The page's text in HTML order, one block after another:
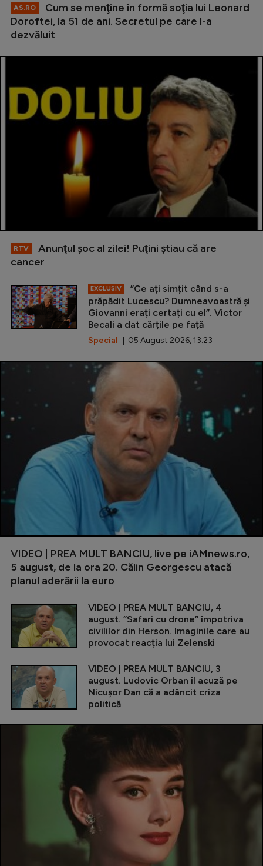
AS.RO
Cum se menţine în formă soţia lui Leonard
Doroftei, la 51 de ani. Secretul pe care l-a
dezvăluit
RTV
Anunţul şoc al zilei! Puţini ştiau că are
cancer
EXCLUSIV
”Ce ați simțit când s-a
prăpădit Lucescu? Dumneavoastră și
Giovanni erați certați cu el”. Victor
Becali a dat cărțile pe față
Special | 05 August 2026, 13:23
VIDEO | PREA MULT BANCIU, live pe iAMnews.ro,
5 august, de la ora 20. Călin Georgescu atacă
planul aderării la euro
VIDEO | PREA MULT BANCIU, 4
august. ”Safari cu drone” împotriva
civililor din Herson. Imaginile care au
provocat reacția lui Zelenski
VIDEO | PREA MULT BANCIU, 3
august. Ludovic Orban îl acuză pe
Nicușor Dan că a adâncit criza
politică